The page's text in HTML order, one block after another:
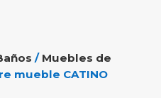
/ Muebles de
mueble CATINO